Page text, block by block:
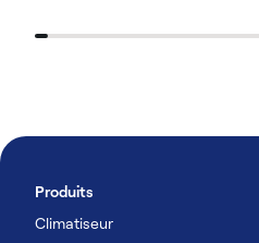
Produits
Climatiseur